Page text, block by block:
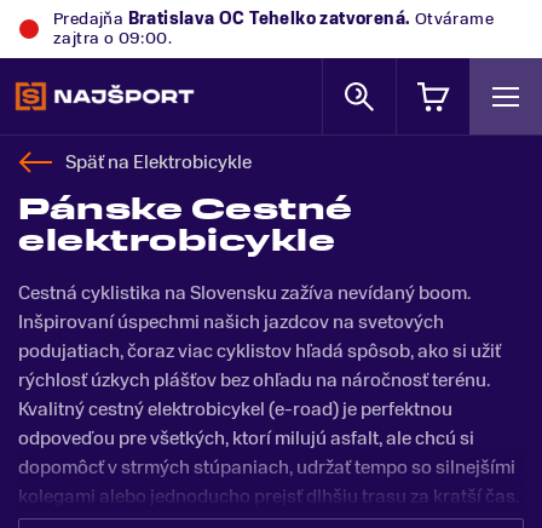
Predajňa Bratislava OC Tehelkozatvorená. Otvárame
zajtra o 09:00.
Späť na Elektrobicykle
Pánske Cestné
elektrobicykle
Cestná cyklistika na Slovensku zažíva nevídaný boom.
Inšpirovaní úspechmi našich jazdcov na svetových
podujatiach, čoraz viac cyklistov hľadá spôsob, ako si užiť
rýchlosť úzkych plášťov bez ohľadu na náročnosť terénu.
Kvalitný cestný elektrobicykel (e-road) je perfektnou
odpoveďou pre všetkých, ktorí milujú asfalt, ale chcú si
dopomôcť v strmých stúpaniach, udržať tempo so silnejšími
kolegami alebo jednoducho prejsť dlhšiu trasu za kratší čas.